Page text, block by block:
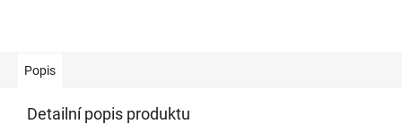
Popis
Detailní popis produktu